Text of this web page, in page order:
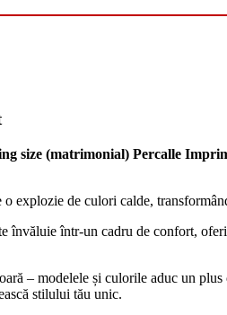
size (matrimonial) Percalle
explozie de culori calde,
învăluie într-un cadru de confort,
– modelele și culorile aduc un
stilului tău unic.